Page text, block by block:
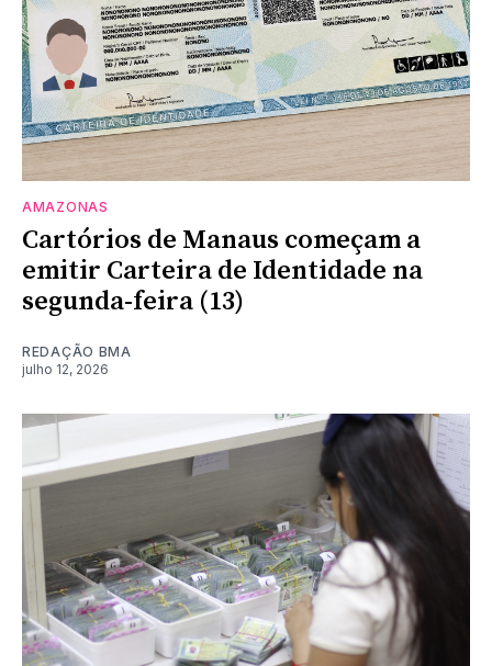
AMAZONAS
Cartórios de Manaus começam a
emitir Carteira de Identidade na
segunda-feira (13)
REDAÇÃO BMA
julho 12, 2026